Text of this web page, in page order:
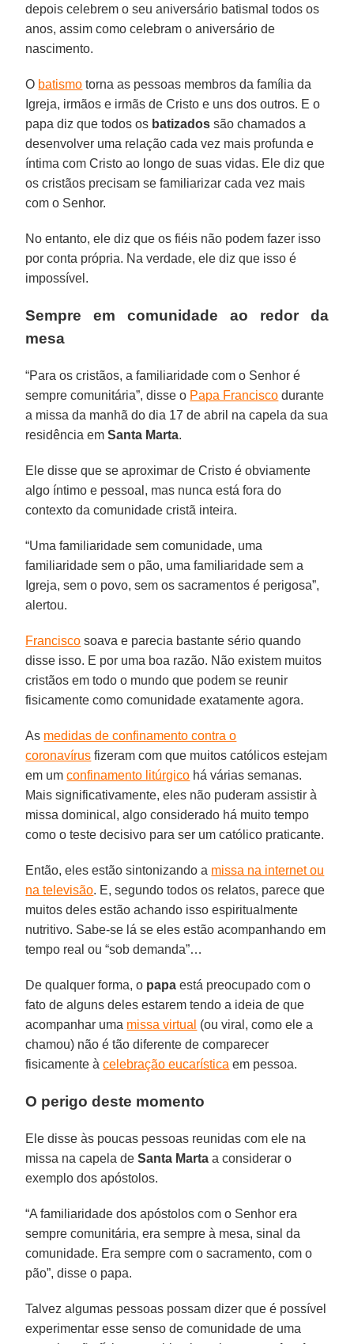
depois celebrem o seu aniversário batismal todos os
anos, assim como celebram o aniversário de
nascimento.
O batismo torna as pessoas membros da família da
Igreja, irmãos e irmãs de Cristo e uns dos outros. E o
papa diz que todos os batizados são chamados a
desenvolver uma relação cada vez mais profunda e
íntima com Cristo ao longo de suas vidas. Ele diz que
os cristãos precisam se familiarizar cada vez mais
com o Senhor.
No entanto, ele diz que os fiéis não podem fazer isso
por conta própria. Na verdade, ele diz que isso é
impossível.
Sempre em comunidade ao redor da
mesa
“Para os cristãos, a familiaridade com o Senhor é
sempre comunitária”, disse o Papa Francisco durante
a missa da manhã do dia 17 de abril na capela da sua
residência emSanta Marta.
Ele disse que se aproximar de Cristo é obviamente
algo íntimo e pessoal, mas nunca está fora do
contexto da comunidade cristã inteira.
“Uma familiaridade sem comunidade, uma
familiaridade sem o pão, uma familiaridade sem a
Igreja, sem o povo, sem os sacramentos é perigosa”,
alertou.
Francisco soava e parecia bastante sério quando
disse isso. E por uma boa razão. Não existem muitos
cristãos em todo o mundo que podem se reunir
fisicamente como comunidade exatamente agora.
As medidas de confinamento contra o
coronavírus fizeram com que muitos católicos estejam
em umconfinamento litúrgico há várias semanas.
Mais significativamente, eles não puderam assistir à
missa dominical, algo considerado há muito tempo
como o teste decisivo para ser um católico praticante.
Então, eles estão sintonizando a missa na internet ou
na televisão. E, segundo todos os relatos, parece que
muitos deles estão achando isso espiritualmente
nutritivo. Sabe-se lá se eles estão acompanhando em
tempo real ou “sob demanda”…
De qualquer forma, o papa está preocupado com o
fato de alguns deles estarem tendo a ideia de que
acompanhar uma missa virtual (ou viral, como ele a
chamou) não é tão diferente de comparecer
fisicamente àcelebração eucarística em pessoa.
O perigo deste momento
Ele disse às poucas pessoas reunidas com ele na
missa na capela deSanta Marta a considerar o
exemplo dos apóstolos.
“A familiaridade dos apóstolos com o Senhor era
sempre comunitária, era sempre à mesa, sinal da
comunidade. Era sempre com o sacramento, com o
pão”, disse o papa.
Talvez algumas pessoas possam dizer que é possível
experimentar esse senso de comunidade de uma